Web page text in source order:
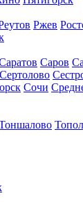
Ржев
Саров
Сертолово
Сочи